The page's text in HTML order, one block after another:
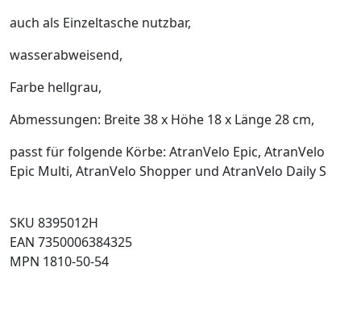
auch als Einzeltasche nutzbar,
wasserabweisend,
Farbe hellgrau,
Abmessungen: Breite 38 x Höhe 18 x Länge 28 cm,
passt für folgende Körbe: AtranVelo Epic, AtranVelo
Epic Multi, AtranVelo Shopper und AtranVelo Daily S
SKU 8395012H
EAN 7350006384325
MPN 1810-50-54